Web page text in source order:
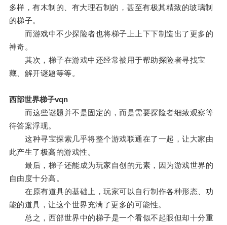
多样，有木制的、有大理石制的，甚至有极其精致的玻璃制
的梯子。
而游戏中不少探险者也将梯子上上下下制造出了更多的
神奇。
其次，梯子在游戏中还经常被用于帮助探险者寻找宝
藏、解开谜题等等。
西部世界梯子vqn
而这些谜题并不是固定的，而是需要探险者细致观察等
待答案浮现。
这种寻宝探索几乎将整个游戏联通在了一起，让大家由
此产生了极高的游戏性。
最后，梯子还能成为玩家自创的元素，因为游戏世界的
自由度十分高。
在原有道具的基础上，玩家可以自行制作各种形态、功
能的道具，让这个世界充满了更多的可能性。
总之，西部世界中的梯子是一个看似不起眼但却十分重